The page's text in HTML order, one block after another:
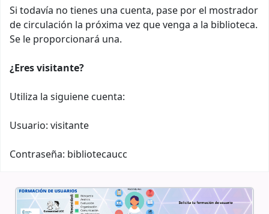
Si todavía no tienes una cuenta, pase por el mostrador
de circulación la próxima vez que venga a la biblioteca.
Se le proporcionará una.
¿Eres visitante?
Utiliza la siguiene cuenta:
Usuario: visitante
Contraseña: bibliotecaucc